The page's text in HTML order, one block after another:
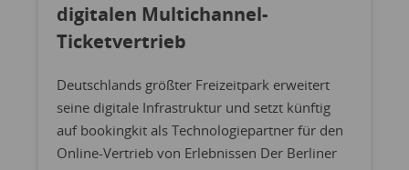
digitalen Multichannel-
Ticketvertrieb
Deutschlands größter Freizeitpark erweitert
seine digitale Infrastruktur und setzt künftig
auf bookingkit als Technologiepartner für den
Online-Vertrieb von Erlebnissen Der Berliner